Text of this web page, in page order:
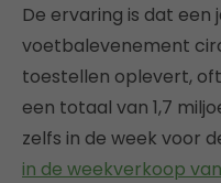
De ervaring is dat
voetbalevenement
toestellen oplevert,
een totaal van 1,7
zelfs in de week voor
in de weekverkoop